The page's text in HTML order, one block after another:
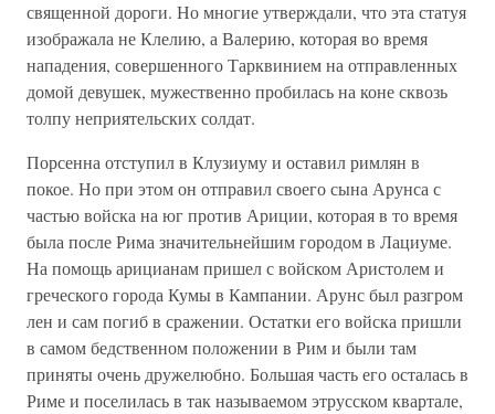
священной дороги. Но многие утверждали, что эта статуя
изображала не Клелию, а Валерию, которая во время
нападения, совершенного Тарквинием на отправленных
домой девушек, мужественно пробилась на коне сквозь
толпу неприятельских солдат.
Порсенна отступил в Клузиуму и оставил римлян в
покое. Но при этом он отправил своего сына Арунса с
частью войска на юг против Ариции, которая в то время
была после Рима значительнейшим городом в Лациуме.
На помощь арицианам пришел с войском Аристолем и
греческого города Кумы в Кампании. Арунс был разгром
лен и сам погиб в сражении. Остатки его войска пришли
в самом бедственном положении в Рим и были там
приняты очень дружелюбно. Большая часть его осталась в
Риме и поселилась в так называемом этрусском квартале,